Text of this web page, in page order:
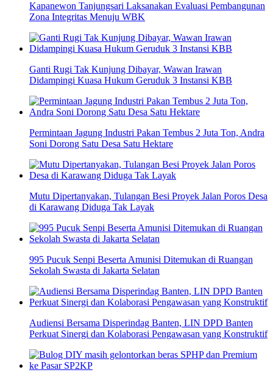
Kapanewon Tanjungsari Laksanakan Evaluasi Pembangunan
Zona Integritas Menuju WBK
Ganti Rugi Tak Kunjung Dibayar, Wawan Irawan
Didampingi Kuasa Hukum Geruduk 3 Instansi KBB
Permintaan Jagung Industri Pakan Tembus 2 Juta Ton, Andra
Soni Dorong Satu Desa Satu Hektare
Mutu Dipertanyakan, Tulangan Besi Proyek Jalan Poros Desa
di Karawang Diduga Tak Layak
995 Pucuk Senpi Beserta Amunisi Ditemukan di Ruangan
Sekolah Swasta di Jakarta Selatan
Audiensi Bersama Disperindag Banten, LIN DPD Banten
Perkuat Sinergi dan Kolaborasi Pengawasan yang Konstruktif